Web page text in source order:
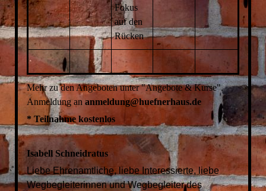
Fokus
auf den
Rücken
Mehr zu den Angeboten unter "Angebote & Kurse".
Anmeldung an anmeldung@huefnerhaus.de
* Teilnahme kostenlos
Isabell Schneidratus
Liebe Ehrenamtliche, liebe Interessierte, liebe
Wegbegleiterinnen und Wegbegleiter des